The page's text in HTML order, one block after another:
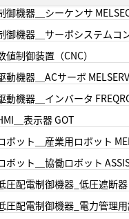
御機器＿シーケンサ
御機器＿サーボシステムコ
値制御装置（CNC）
動機器＿ACサーボ
動機器＿インバータ
＿表示器 GOT
ボット＿産業用ロボット
ボット＿協働ロボット
圧配電制御機器_低圧遮断器
圧配電制御機器_電力管理